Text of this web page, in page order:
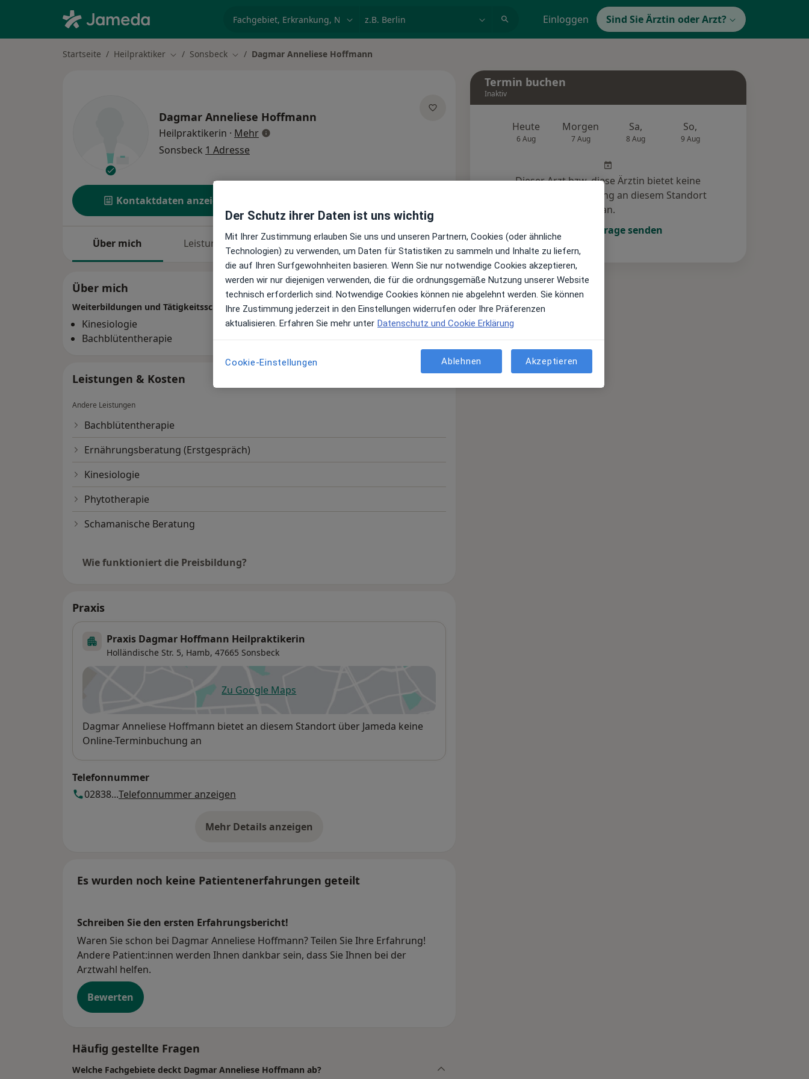
Einloggen Sind Sie Ärztin oder Arzt?
Startseite Heilpraktiker Stadt ändern
Sonsbeck Stadt ändern
Dagmar Anneliese Hoffmann
Dagmar Anneliese Hoffmann
Heilpraktikerin · Mehrüber Spezialisierungen
Sonsbeck 1 Adresse
Kontaktdaten anzeigen
Über mich Leistungen Standorte Bewertungen
Über mich
Weiterbildungen und Tätigkeitsschwerpunkte
Kinesiologie
Bachblütentherapie
Leistungen & Kosten
Andere Leistungen
Bachblütentherapie
Ernährungsberatung (Erstgespräch)
Kinesiologie
Phytotherapie
Schamanische Beratung
Wie funktioniert die Preisbildung?
Praxis
Praxis Dagmar Hoffmann Heilpraktikerin
Holländische Str. 5, Hamb, 47665 Sonsbeck
Zu Google Mapsöffnet in einer neuen Registerkarte
Verfügbarkeit
Dagmar Anneliese Hoffmann bietet an diesem Standort über Jameda keine
Online-Terminbuchung an
Telefonnummer
02838...Telefonnummer anzeigen
Mehr Details anzeigen
über die Adresse
Es wurden noch keine Patientenerfahrungen geteilt
Schreiben Sie den ersten Erfahrungsbericht!
Waren Sie schon bei Dagmar Anneliese Hoffmann? Teilen Sie Ihre Erfahrung!
Andere Patient:innen werden Ihnen dankbar sein, dass Sie Ihnen bei der
Arztwahl helfen.
Bewerten
Häufig gestellte Fragen
Welche Fachgebiete deckt Dagmar Anneliese Hoffmann ab?
Termin buchen
Inaktiv
Heute
6 Aug
Morgen
7 Aug
Sa,
8 Aug
So,
9 Aug
Dieser Arzt bzw. diese Ärztin bietet keine
Online-Terminbuchung an diesem Standort
an.
Terminanfrage senden
Der Schutz ihrer Daten ist uns wichtig
Mit Ihrer Zustimmung erlauben Sie uns und unseren Partnern, Cookies (oder ähnliche
Technologien) zu verwenden, um Daten für Statistiken zu sammeln und Inhalte zu liefern,
die auf Ihren Surfgewohnheiten basieren. Wenn Sie nur notwendige Cookies akzeptieren,
werden wir nur diejenigen verwenden, die für die ordnungsgemäße Nutzung unserer Website
technisch erforderlich sind. Notwendige Cookies können nie abgelehnt werden. Sie können
Ihre Zustimmung jederzeit in den Einstellungen widerrufen oder Ihre Präferenzen
aktualisieren. Erfahren Sie mehr unter Datenschutz und Cookie Erklärung
Cookie-Einstellungen Ablehnen Akzeptieren